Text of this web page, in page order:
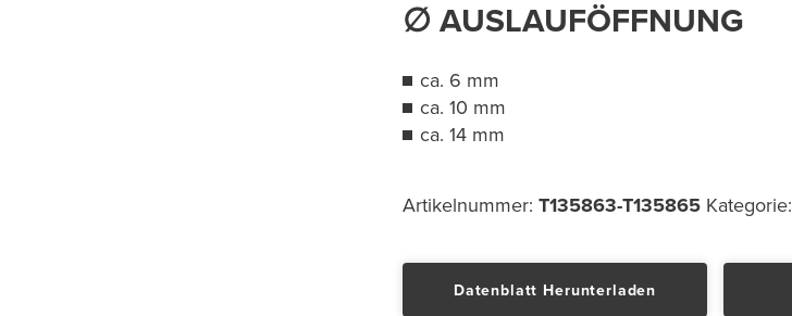
∅ AUSLAUFÖFFNUNG
ca. 6 mm
ca. 10 mm
​​​​​​​​​​​​​​ca. 14 mm
Artikelnummer: T135863-T135865 Kategorie:
Datenblatt Herunterladen